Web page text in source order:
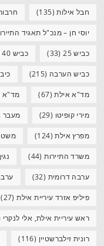
חבל אילות(135)
יוסי חן – מנכ"ל תאגיד
כביש 25 (33) כביש 40
כביש הערבה (215)
מד"א אילת(67) מד"א
מירי קופיטו (29) מעבר
מפרץ אילת(124)
משרד התיירות(44)
ערבה דרומית (32)
פיליפ אזרד עיריית אילת(27)
ראש עיריית אילת, אלי לנקרי
רונית זילברשטיין (116)